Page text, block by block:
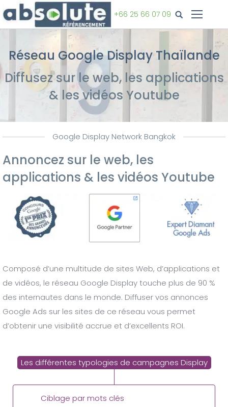
+66 25 66 07 09
Réseau Google Display Thaïlande
Diffusez sur le web, les applications
& les vidéos Youtube
Google Display Network Bangkok
Annoncez sur le web, les
applications & les vidéos Youtube
Composé d’une multitude de sites Web, d’applications et
de vidéos, le réseau Google Display touche plus de 90 %
des internautes dans le monde. Diffuser vos annonces
Google Ads sur les sites de ce réseau vous permet
d’obtenir une visibilité accrue et d’excellents ROI.
Les différentes typologies de campagnes Display
Ciblage par mots clés